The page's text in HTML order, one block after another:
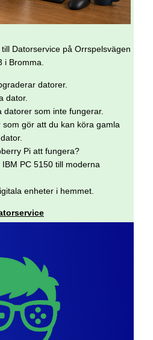
Datorservice på Orrspelsvägen
i Bromma.
datorer.
dator.
som inte fungerar.
gör att du kan köra gamla
Pi att fungera?
PC 5150 till moderna
enheter i hemmet.